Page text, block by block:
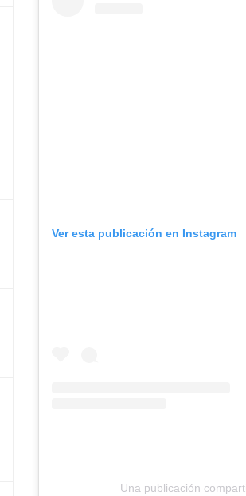
Ver esta publicación en Instagram
Una publicación